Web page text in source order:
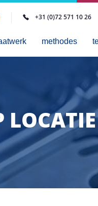
+31 (0)72 571 10 26
methodes
LOCATIE